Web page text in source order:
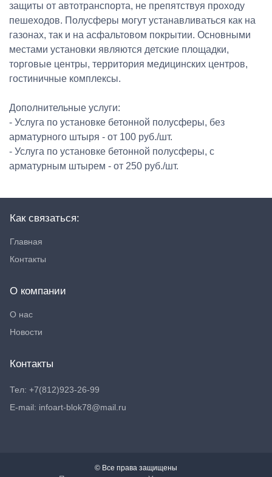
защиты от автотранспорта, не препятствуя проходу
пешеходов. Полусферы могут устанавливаться как на
газонах, так и на асфальтовом покрытии. Основными
местами установки являются детские площадки,
торговые центры, территория медицинских центров,
гостиничные комплексы.
Дополнительные услуги:
- Услуга по установке бетонной полусферы, без
арматурного штыря - от 100 руб./шт.
- Услуга по установке бетонной полусферы, с
арматурным штырем - от 250 руб./шт.
Как связаться:
Главная
Контакты
О компании
О нас
Новости
Контакты
Тел: +7(812)923-26-99
E-mail: infoart-blok78@mail.ru
© Все права защищены